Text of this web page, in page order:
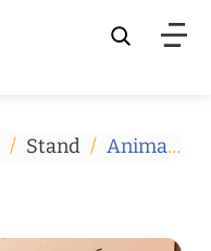
Rechercher
/ Stand / Animation autour de l’application Scop’Ig